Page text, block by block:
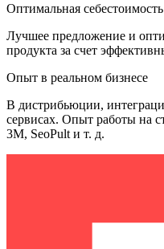
Оптимальная
Лучшее предложение и
продукта за счет
Опыт в реальном бизнесе
В дистрибьюции,
сервисах. Опыт работы на
3M, SeoPult и т. д.